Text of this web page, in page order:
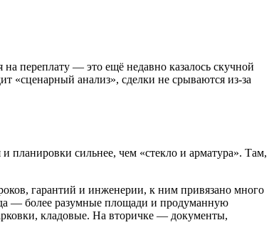
переплату — это ещё недавно казалось скучной
«сценарный анализ», сделки не срываются из‑за
планировки сильнее, чем «стекло и арматура». Там,
гарантий и инженерии, к ним привязано много
— более разумные площади и продуманную
кладовые. На вторичке — документы,